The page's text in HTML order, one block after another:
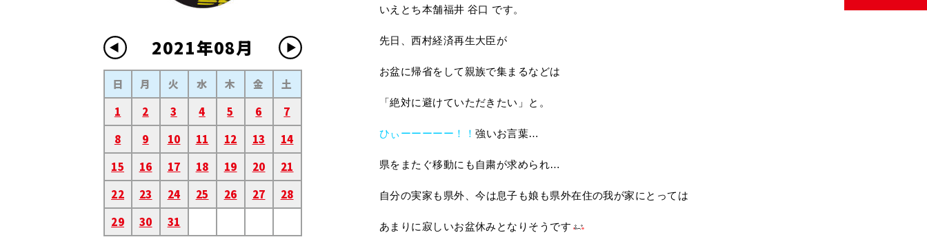
2021年08月
日 月 火 水 木 金
土
1
2 3 4 5 6
7
8
9 10 11 12 13
14
15
16 17 18 19 20
21
22
23 24 25 26 27
28
29
30 31
いえとち本舗福井 谷口 です。
先日、西村経済再生大臣が
お盆に帰省をして親族で集まるなどは
「絶対に避けていただきたい」と。
ひぃーーーーー！！強いお言葉…
県をまたぐ移動にも自粛が求められ…
自分の実家も県外、今は息子も娘も県外在住の我が家にとっては
あまりに寂しいお盆休みとなりそうです